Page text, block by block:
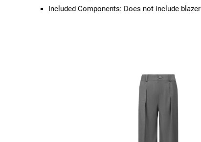
Included Components: Does not include blazer